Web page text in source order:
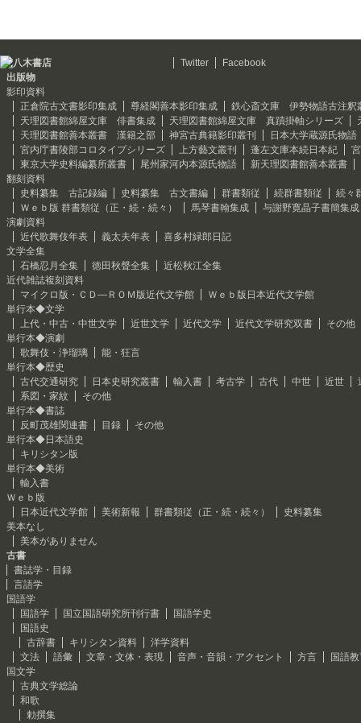
Twitter
Facebook
出版物
影印資料
正倉院古文書影印集成
尊経閣善本影印集成
鉄心斎文庫 伊勢物語古注釈
天理図書館綿屋文庫 俳書集成
天理図書館綿屋文庫 真蹟掛軸シリーズ
天理図書館善本叢書 漢籍之部
神宮古典籍影印叢刊
日本大学蔵源氏物語
宮内庁書陵部コロタイプシリーズ
上方藝文叢刊 蓬左文庫本続日本紀
東京大学史料編纂所叢書
尾州家河内本源氏物語
新天理図書館善本叢書
翻刻資料
史料纂集 古記録編
史料纂集 古文書編 群書類従 続群書類従
続々
Ｗｅｂ版 群書類従（正・続・続々）
馬琴書翰集成
与謝野寛晶子書簡集成
演劇資料
近代歌舞伎年表
義太夫年表
喜多村緑郎日記
文学全集
石橋忍月全集
徳田秋聲全集
近松秋江全集
近代雑誌複刻資料
マイクロ版・ＣＤ―ＲＯＭ版近代文学館
Ｗｅｂ版日本近代文学館
単行本◆文学
上代・中古・中世文学
近世文学 近代文学 近代文学研究双書
その他
単行本◆演劇
歌舞伎・浄瑠璃
能・狂言
単行本◆歴史
古代交通研究
日本史研究叢書 輸入書 考古学 古代 中世 近世
系図・家紋
その他
単行本◆書誌
反町茂雄関連書
目録
その他
単行本◆日本語史
キリシタン版
単行本◆美術
輸入書
Ｗｅｂ版
日本近代文学館
美術新報 群書類従（正・続・続々）
史料纂集
美本なし
美本がありません
古書
書誌学・目録
言語学
国語学
国語学
国立国語研究所刊行書
国語学史
国語史
古辞書
キリシタン資料
洋学資料
文法
語彙 文章・文体・表現 音声・音韻・アクセント 方言
国語
国文学
古典文学総論
和歌
勅撰集